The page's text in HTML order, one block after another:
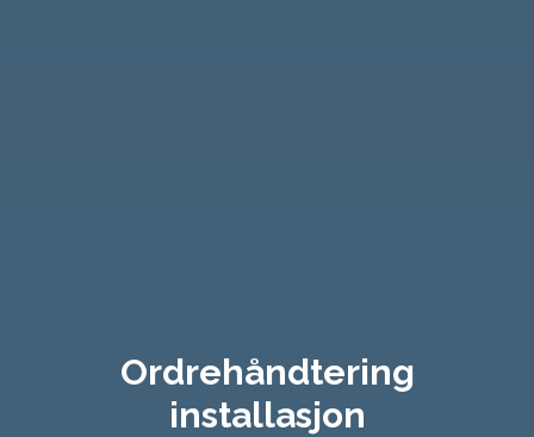
Ordrehåndtering
installasjon